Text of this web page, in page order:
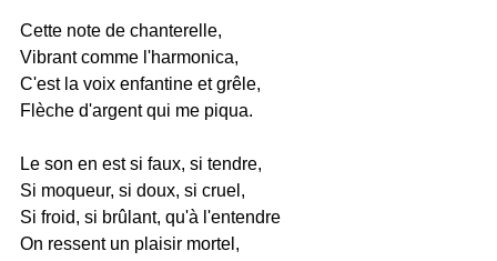
Cette note de chanterelle,
Vibrant comme l'harmonica,
C'est la voix enfantine et grêle,
Flèche d'argent qui me piqua.
Le son en est si faux, si tendre,
Si moqueur, si doux, si cruel,
Si froid, si brûlant, qu'à l'entendre
On ressent un plaisir mortel,